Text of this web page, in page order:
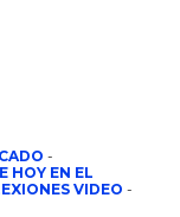
-
HOY EN EL
VIDEO -